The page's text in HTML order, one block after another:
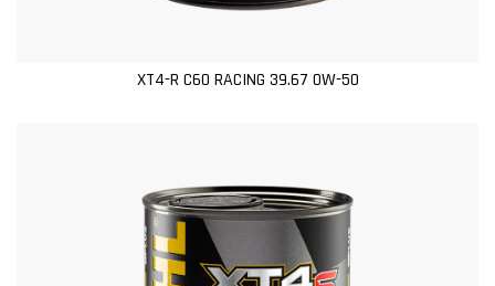
XT4-R C60 RACING 39.67 0W-50